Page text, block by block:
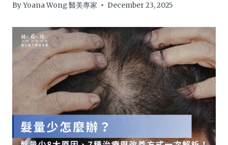
ByYoana Wong 醫美專家 December 23, 2025